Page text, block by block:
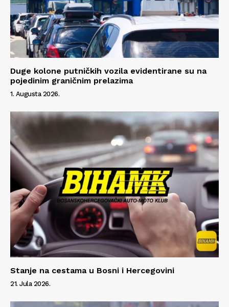
O nama
Kontakt
Impressum
Duge kolone putničkih vozila evidentirane su na
pojedinim graničnim prelazima
1. Augusta 2026.
Stanje na cestama u Bosni i Hercegovini
21. Jula 2026.